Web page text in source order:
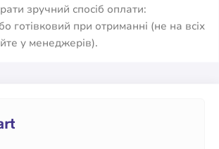
зручний спосіб оплати:
готівковий при отриманні (не на всіх
у менеджерів).